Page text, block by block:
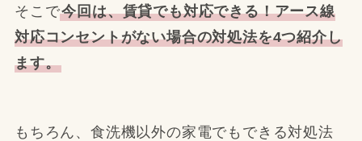
そこで今回は、賃貸でも対応できる！アース線
対応コンセントがない場合の対処法を4つ紹介し
ます。
もちろん、食洗機以外の家電でもできる対処法